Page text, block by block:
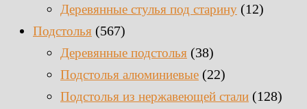
Деревянные стулья под старину (12)
Подстолья (567)
Деревянные подстолья (38)
Подстолья алюминиевые (22)
Подстолья из нержавеющей стали (128)